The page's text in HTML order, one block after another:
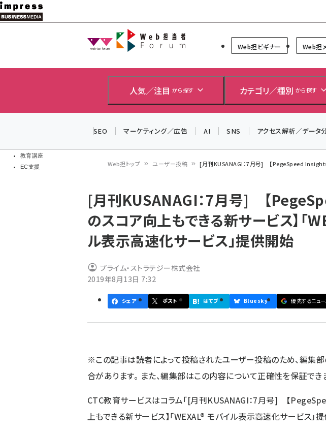
メ
イ
教育講座
EC支援
Web担当者Forum
Web担ビギナー Web担
人気／注目 から探す カテゴリ／種別 から探す
SEO マーケティング／広告 AI SNS アクセス解析／データ
ン
く
ず
Web担トップ ユーザー投稿 [月刊KUSANAGI：7月号] 【PegeSpeed Insights
[月刊KUSANAGI：7月号] 【
のスコア向上もできる新サービス】「
ル表示高速化サービス」提供開始
プライム・ストラテジー株式会社
2019年8月13日 7:32
シェア ポスト はてブ Bluesky 優先するニュ
※この記事は読者によって投稿されたユーザー投稿のため、編集
合があります。 また、編集部はこの内容について正確性を保証でき
CTC教育サービスはコラム「[月刊KUSANAGI：7月号] 【
上もできる新サービス】「WEXAL® モバイル表示高速化サービス」